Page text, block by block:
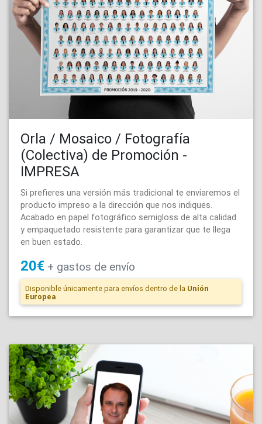
Orla / Mosaico / Fotografía
(Colectiva) de Promoción -
IMPRESA
Si prefieres una versión más tradicional te enviaremos el
producto impreso a la dirección que nos indiques.
Acabado en papel fotográfico semigloss de alta calidad
y empaquetado resistente para garantizar que te llega
en buen estado.
20€ + gastos de envío
Disponible únicamente para envíos dentro de la Unión
Europea.